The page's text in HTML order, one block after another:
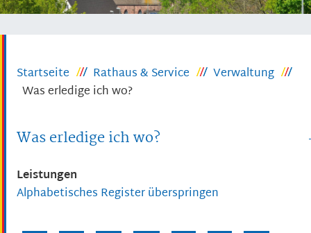
Startseite Rathaus & Service
Verwaltung
Was erledige ich wo?
Was erledige ich wo?
Leistungen
Alphabetisches Register überspringen